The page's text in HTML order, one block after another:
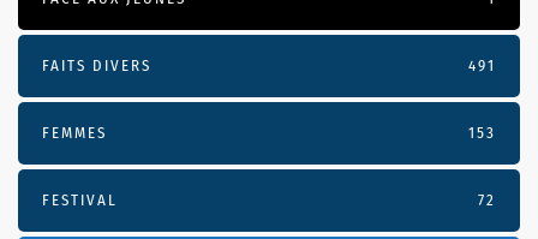
FAITS DIVERS 491
FEMMES 153
FESTIVAL 72